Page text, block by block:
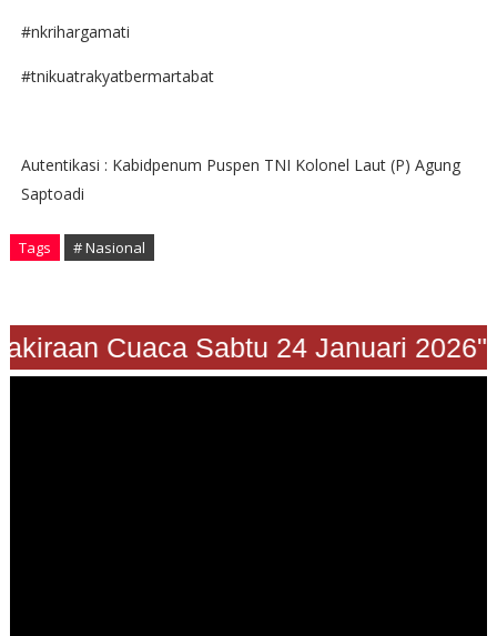
#nkrihargamati
#tnikuatrakyatbermartabat
Autentikasi : Kabidpenum Puspen TNI Kolonel Laut (P) Agung
Saptoadi
Tags # Nasional
Cuaca Sabtu 24 Januari